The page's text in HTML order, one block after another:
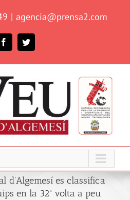
| agencia@prensa2.com
FacebookTwitter
d'Algemesí es classifica
en la 32ª volta a peu